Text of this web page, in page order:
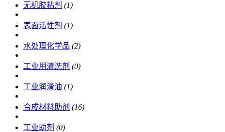
无机胶粘剂 (1)
表面活性剂 (1)
水处理化学品 (2)
工业用清洗剂 (0)
工业润滑油 (1)
合成材料助剂 (16)
工业助剂 (0)